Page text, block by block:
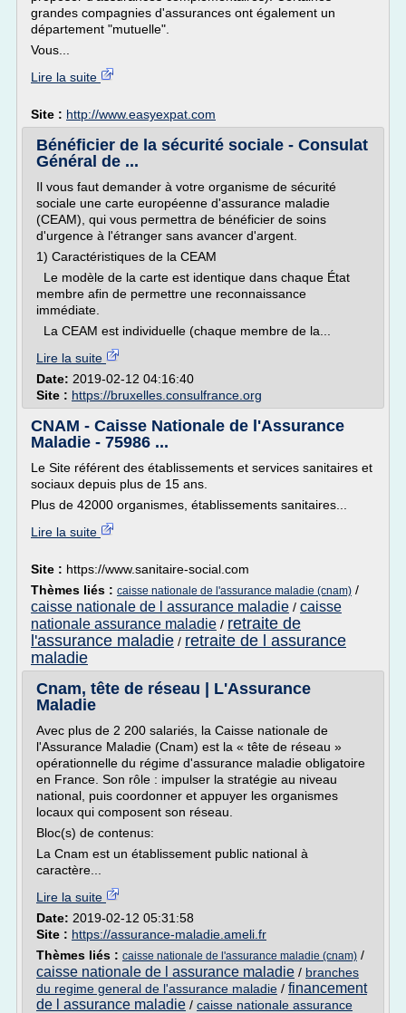
grandes compagnies d'assurances ont également un
département "mutuelle".
Vous...
Lire la suite
Site : http://www.easyexpat.com
Bénéficier de la sécurité sociale - Consulat
Général de ...
Il vous faut demander à votre organisme de sécurité
sociale une carte européenne d'assurance maladie
(CEAM), qui vous permettra de bénéficier de soins
d'urgence à l'étranger sans avancer d'argent.
1) Caractéristiques de la CEAM
Le modèle de la carte est identique dans chaque État
membre afin de permettre une reconnaissance
immédiate.
La CEAM est individuelle (chaque membre de la...
Lire la suite
Date: 2019-02-12 04:16:40
Site : https://bruxelles.consulfrance.org
CNAM - Caisse Nationale de l'Assurance
Maladie - 75986 ...
Le Site référent des établissements et services sanitaires et
sociaux depuis plus de 15 ans.
Plus de 42000 organismes, établissements sanitaires...
Lire la suite
Site : https://www.sanitaire-social.com
Thèmes liés : caisse nationale de l'assurance maladie (cnam) /
caisse nationale de l assurance maladie / caisse
nationale assurance maladie / retraite de
l'assurance maladie / retraite de l assurance
maladie
Cnam, tête de réseau | L'Assurance
Maladie
Avec plus de 2 200 salariés, la Caisse nationale de
l'Assurance Maladie (Cnam) est la « tête de réseau »
opérationnelle du régime d'assurance maladie obligatoire
en France. Son rôle : impulser la stratégie au niveau
national, puis coordonner et appuyer les organismes
locaux qui composent son réseau.
Bloc(s) de contenus:
La Cnam est un établissement public national à
caractère...
Lire la suite
Date: 2019-02-12 05:31:58
Site : https://assurance-maladie.ameli.fr
Thèmes liés : caisse nationale de l'assurance maladie (cnam) /
caisse nationale de l assurance maladie / branches
du regime general de l'assurance maladie / financement
de l assurance maladie / caisse nationale assurance